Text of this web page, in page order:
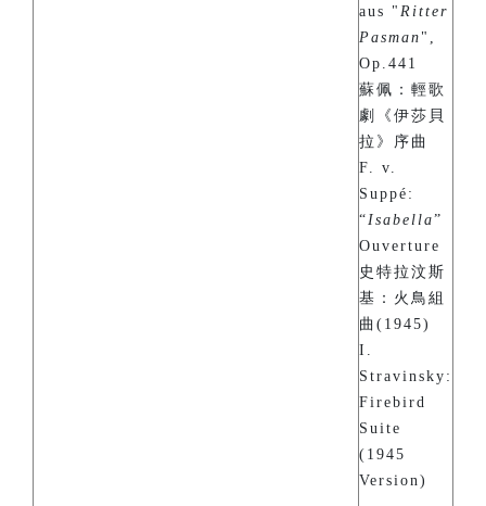
aus " Ritter
Pasman ",
Op.441
蘇佩：輕歌
劇《伊莎貝
拉》序曲
F. v.
Suppé:
“Isabella”
Ouverture
史特拉汶斯
基：火鳥組
曲(1945)
I.
Stravinsky:
Firebird
Suite
(1945
Version)